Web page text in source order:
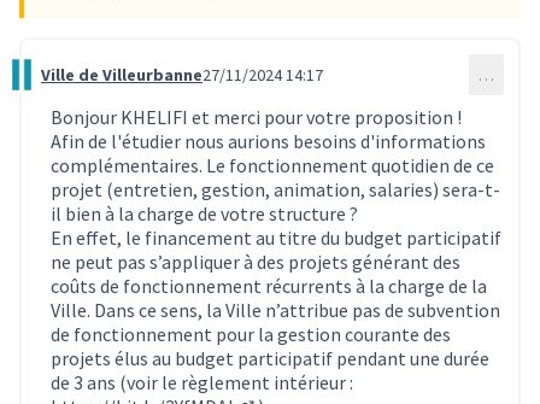
Commentaire 3720
Ville de Villeurbanne27/11/2024 14:17 …
Bonjour KHELIFI et merci pour votre proposition !
Afin de l'étudier nous aurions besoins d'informations
complémentaires. Le fonctionnement quotidien de ce
projet (entretien, gestion, animation, salaries) sera-t-
il bien à la charge de votre structure ?
En effet, le financement au titre du budget participatif
ne peut pas s’appliquer à des projets générant des
coûts de fonctionnement récurrents à la charge de la
Ville. Dans ce sens, la Ville n’attribue pas de subvention
de fonctionnement pour la gestion courante des
projets élus au budget participatif pendant une durée
de 3 ans (voir le règlement intérieur :